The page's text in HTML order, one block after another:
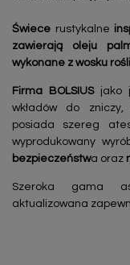
Świece rustykalne
zawierają oleju
wykonane z wosku
Firma BOLSIUSjako
wkładów do
posiada szereg
wyprodukowany
bezpieczeństwa oraz
Szeroka gama
aktualizowana